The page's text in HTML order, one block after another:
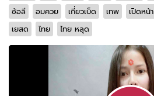
ซ้อลี
อมควย เกี่ยวเบ็ด เทพ เปิดหน้า
เยสด
ไทย ไทย หลุด